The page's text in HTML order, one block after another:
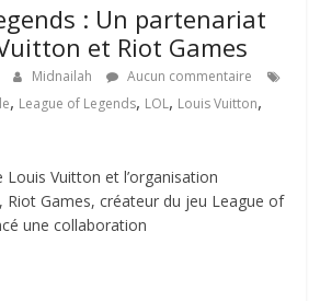
: Un partenariat
et Riot Games
Midnailah
Aucun commentaire
, League of Legends, LOL, Louis Vuitton,
Vuitton et l’organisation
Riot Games, créateur du jeu League of
une collaboration